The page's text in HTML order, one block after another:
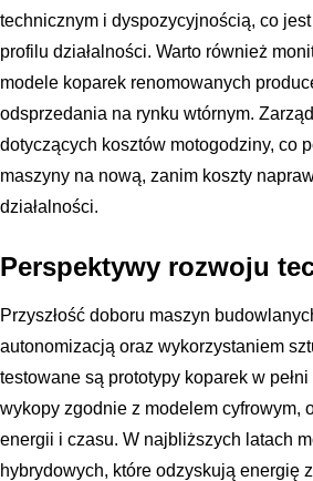
technicznym i dyspozycyjnością, co
profilu działalności. Warto również
modele koparek renomowanych
odsprzedania na rynku wtórnym.
dotyczących kosztów motogodziny, co
maszyny na nową, zanim koszty
działalności.
Perspektywy rozwoju
Przyszłość doboru maszyn
autonomizacją oraz wykorzystaniem
testowane są prototypy koparek w
wykopy zgodnie z modelem cyfrowym,
energii i czasu. W najbliższych latach
hybrydowych, które odzyskują energię